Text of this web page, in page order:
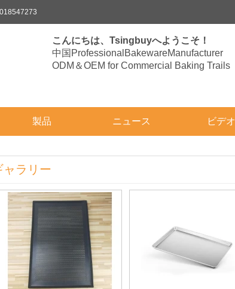
こんにちは、Tsingbuyへようこそ！
中国ProfessionalBakewareManufacturer
ODM＆OEM for Commercial Baking Trails
製品 ニュース ビデオ
ャラリー